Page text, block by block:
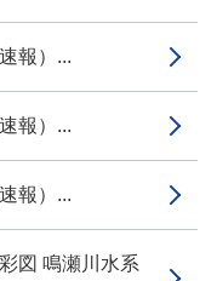
報）...
報）...
報）...
図 鳴瀬川水系